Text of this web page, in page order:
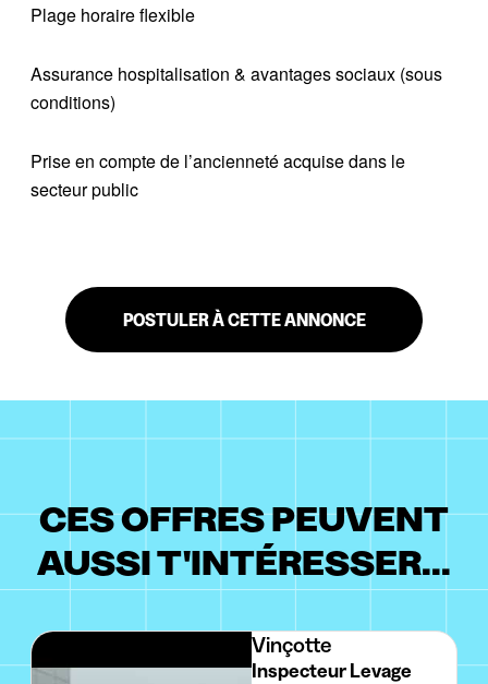
Plage horaire flexible
Assurance hospitalisation & avantages sociaux (sous
conditions)
Prise en compte de l’ancienneté acquise dans le
secteur public
POSTULER À CETTE ANNONCE
CES OFFRES PEUVENT
AUSSI T'INTÉRESSER...
Vinçotte
Inspecteur Levage